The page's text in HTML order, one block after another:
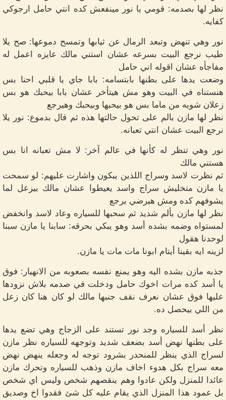
نظر لها بصدمه: قومي يا نور مينفعش كده انتي حامل ارجوكي
كفايه.
نور وهي تنهض وتبعد الرمال عن ثيابها وتمسح دموعها: صح يلا
طيب نرجع البيت بسرعه عشان استني مالك عايزه اعمل له
مفاجأه عشان اقوله اني حامل
وضعت يدها على بطنها بابتسامه: بابا جاي يا قلبي احنا بس
هنستناه في البيت وهو مش هيتأخر عشان بابا بيحبك هو بس
زعلان شويه من ماما بس هو بيحبها وبيحبك وهيرجع
نظر لها مازن بالم على تحول حالتها هذه ثم قال بدموع: نور يلا
نرجع البيت عشان انتي تعبانه.
نور وهي تنظر له كأنها في عالم آخر: لا مش تعبانه انا بس
هستني مالك
ثم نظرت لاسد وسراج اللذين يبكون واشارت عليهم: لو سمحت
يا مازن متخليش سراج واسد يعيطوا عشان مالك بيزعل لما
يشوفهم كده ومش هيرضي يرجع
نظر لها مازن بألم شديد ثم سحبها للسياره وعاد لاسد وانخفض
لمستواه وضمه بشده أسد وهو يبكي بحرقه: سابنا يا مازن سبنا
لوحدنا هقول
لزينه ايه بقينا أيتام ابونا مات مات يا مازن.
جذبه مازن بشده اليه وهو يمنع نفسه بصعوبه من الانهيار: فوق
يا أسد كده مرات اخوك حامل ودخلت في صدمه بلاش نزودها
عليها فوق عشان نعرف نقف جنبها مالك لو كان هنا كان زعل
من اللي بيحصل ده.
نظر أسد للسياره وجد نور تستند على الزجاج وهي تضع يدها
على بطنها نهض أسد بضعف شديد وتوجهه للسياره نظر مازن
لسراج الذي ينظر للمنحدر بشرود توجه له وجعله ينهض نهض
معه سراج بكل هدوء اخاف مازن وذهب للسياره وتحرك مازن
عائدا للمنزل ولكن عادوا وهم ينقصهم شخص وليس اي شخص
بل عمود هذا المنزل الذي يقام عليه كل شئ فقدوا اخ وصديق